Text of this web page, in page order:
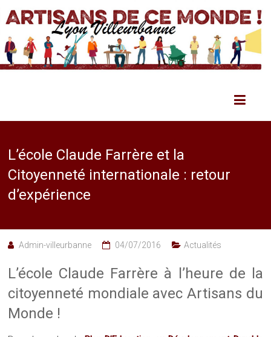
L’école Claude Farrère et la
Citoyenneté internationale : retour
d’expérience
Admin-villeurbanne 04/07/2016 Actualités
L’école Claude Farrère à l’heure de la
citoyenneté mondiale avec Artisans du
Monde !